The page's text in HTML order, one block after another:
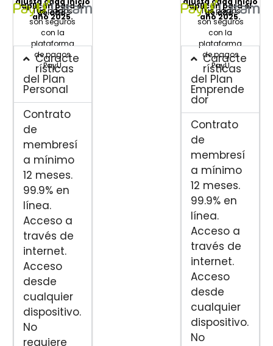
de año.
aplican para el
año 2025.
Tus pagos
son seguros
con la
plataforma
de pagos
PayU
Caracte
rísticas
del Plan
Personal
Contrato
de
membresí
a mínimo
12 meses.
99.9% en
línea.
Acceso a
través de
internet.
Acceso
desde
cualquier
dispositivo.
No
requiere
de año.
aplican para el
año 2025.
Tus pagos
son seguros
con la
plataforma
de pagos
PayU
Caracte
rísticas
del Plan
Emprende
dor
Contrato
de
membresí
a mínimo
12 meses.
99.9% en
línea.
Acceso a
través de
internet.
Acceso
desde
cualquier
dispositivo.
No